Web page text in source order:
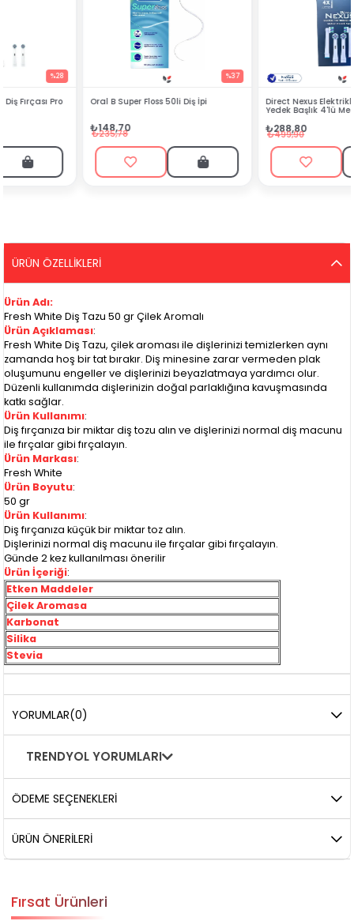
%37
Oral B Super Floss 50li Diş İpi
%42
Direct Nexus Elektrikli Diş Fırçası
Yedek Başlık 4'lü Medium
ÜRÜN ÖZELLIKLERI
Ürün Adı:
Fresh White Diş Tazu 50 gr Çilek Aromalı
Ürün Açıklaması:
Fresh White Diş Tazu, çilek aroması ile dişlerinizi temizlerken aynı
zamanda hoş bir tat bırakır. Diş minesine zarar vermeden plak
oluşumunu engeller ve dişlerinizi beyazlatmaya yardımcı olur.
Düzenli kullanımda dişlerinizin doğal parlaklığına kavuşmasında
katkı sağlar.
Ürün Kullanımı:
Diş fırçanıza bir miktar diş tozu alın ve dişlerinizi normal diş macunu
ile fırçalar gibi fırçalayın.
Ürün Markası:
Fresh White
Ürün Boyutu:
50 gr
Ürün Kullanımı:
Diş fırçanıza küçük bir miktar toz alın.
Dişlerinizi normal diş macunu ile fırçalar gibi fırçalayın.
Günde 2 kez kullanılması önerilir
Ürün İçeriği:
Etken Maddeler
Çilek Aromasa
Karbonat
Silika
Stevia
YORUMLAR(0)
TRENDYOL YORUMLARI
ÖDEME SEÇENEKLERI
ÜRÜN ÖNERILERI
Fırsat Ürünleri